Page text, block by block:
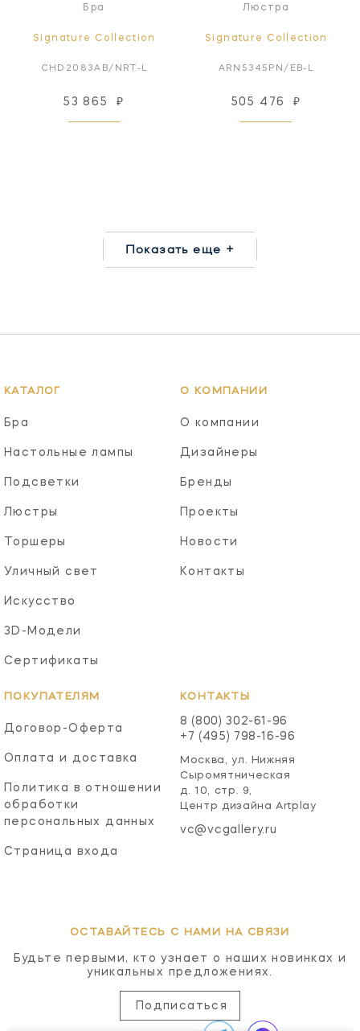
Бра
Signature Collection
CHD2083AB/NRT-L
53 865 ₽
Люстра
Signature Collection
ARN5345PN/EB-L
505 476 ₽
Показать еще +
КАТАЛОГ
Бра
Настольные лампы
Подсветки
Люстры
Торшеры
Уличный свет
Искусство
3D-Модели
Сертификаты
О КОМПАНИИ
О компании
Дизайнеры
Бренды
Проекты
Новости
Контакты
ПОКУПАТЕЛЯМ
Договор-Оферта
Оплата и доставка
Политика в отношении
обработки
персональных данных
Страница входа
КОНТАКТЫ
8 (800) 302-61-96
+7 (495) 798-16-96
Москва, ул. Нижняя
Сыромятническая
д. 10, стр. 9,
Центр дизайна Artplay
vc@vcgallery.ru
ОСТАВАЙТЕСЬ С НАМИ НА СВЯЗИ
Будьте первыми, кто узнает о наших новинках и
уникальных предложениях.
Подписаться